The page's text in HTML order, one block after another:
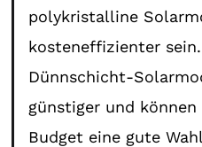
polykristalline
kosteneffizienter
Dünnschicht-
günstiger und
Budget eine gute